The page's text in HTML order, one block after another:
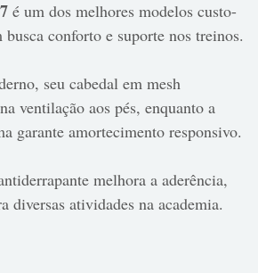
é um dos melhores modelos custo-
conforto e suporte nos treinos.
seu cabedal em mesh
ventilação aos pés, enquanto a
garante amortecimento responsivo.
melhora a aderência,
diversas atividades na academia.